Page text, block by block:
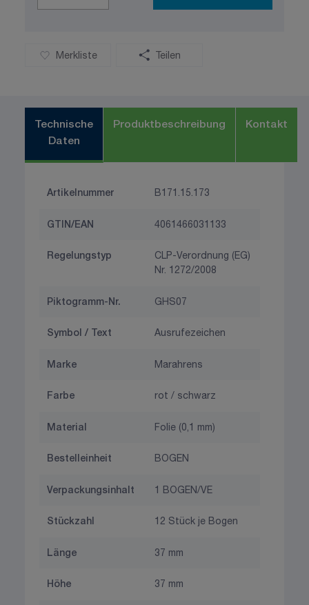
Merkliste Teilen
Technische
Daten
Produktbeschreibung Kontakt
Artikelnummer B171.15.173
GTIN/EAN 4061466031133
Regelungstyp
CLP-Verordnung (EG)
Nr. 1272/2008
Piktogramm-Nr. GHS07
Symbol / Text Ausrufezeichen
Marke Marahrens
Farbe rot / schwarz
Material Folie (0,1 mm)
Bestelleinheit BOGEN
Verpackungsinhalt 1 BOGEN/VE
Stückzahl 12 Stück je Bogen
Länge 37 mm
Höhe 37 mm